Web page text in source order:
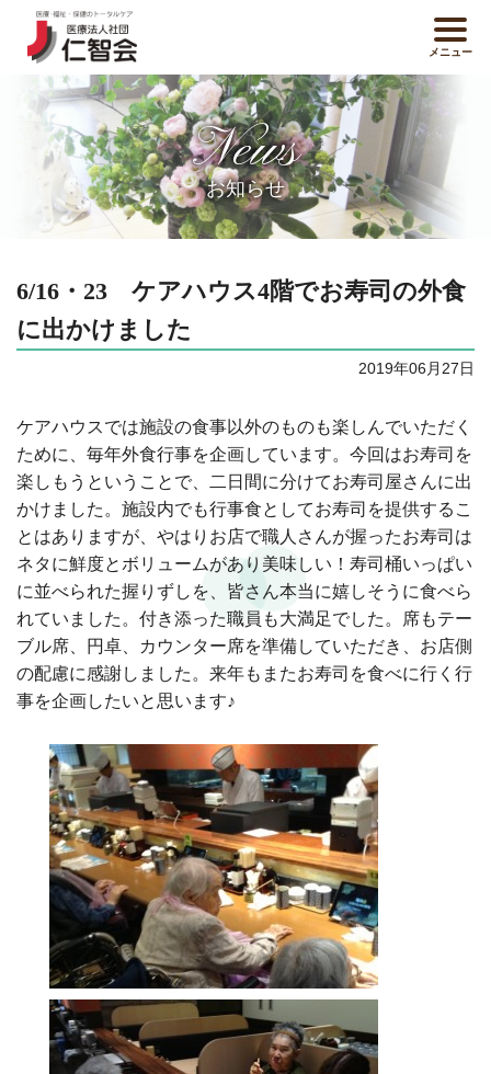
メニュー
News
お知らせ
6/16・23 ケアハウス4階でお寿司の外食
に出かけました
2019年06月27日
ケアハウスでは施設の食事以外のものも楽しんでいただく
ために、毎年外食行事を企画しています。今回はお寿司を
楽しもうということで、二日間に分けてお寿司屋さんに出
かけました。施設内でも行事食としてお寿司を提供するこ
とはありますが、やはりお店で職人さんが握ったお寿司は
ネタに鮮度とボリュームがあり美味しい！寿司桶いっぱい
に並べられた握りずしを、皆さん本当に嬉しそうに食べら
れていました。付き添った職員も大満足でした。席もテー
ブル席、円卓、カウンター席を準備していただき、お店側
の配慮に感謝しました。来年もまたお寿司を食べに行く行
事を企画したいと思います♪